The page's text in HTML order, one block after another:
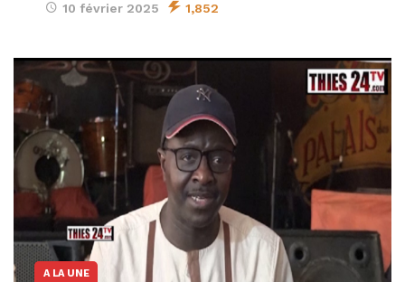
10 février 2025 1,852
A LA UNE